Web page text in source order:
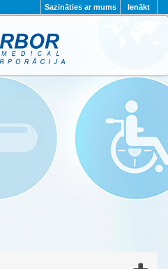
Ienākt
Sazināties ar mums
PROJEKTI
KONTAKTI